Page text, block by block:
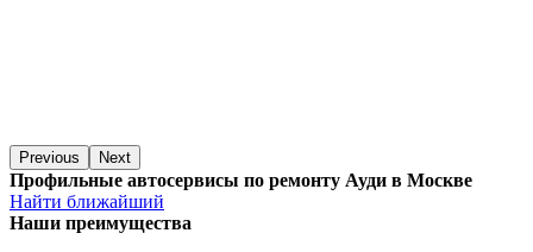
Previous Next
Профильные автосервисы по ремонту Ауди в Москве
Найти ближайший
Наши преимущества